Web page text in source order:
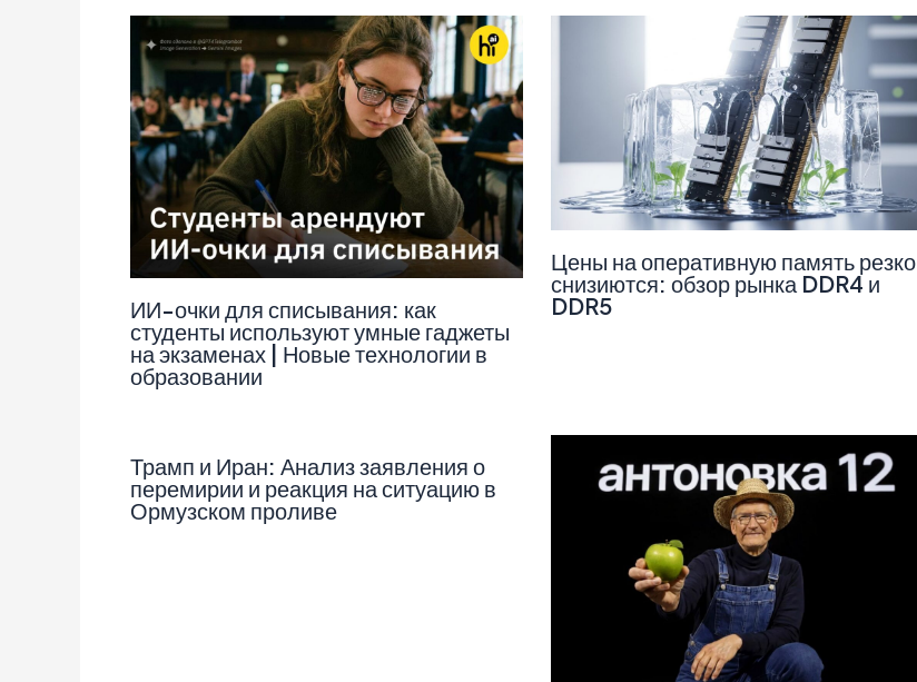
ИИ-очки для списывания: как
студенты используют умные гаджеты
на экзаменах | Новые технологии в
образовании
Цены на оперативную память резко
снизиются: обзор рынка DDR4 и
DDR5
Трамп и Иран: Анализ заявления о
перемирии и реакция на ситуацию в
Ормузском проливе